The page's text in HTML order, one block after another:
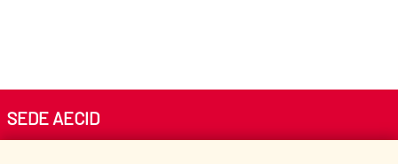
SEDE AECID